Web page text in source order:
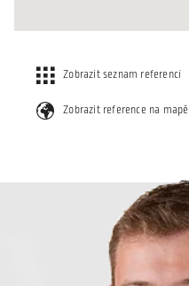
Zobrazit seznam referencí
Zobrazit reference na mapě